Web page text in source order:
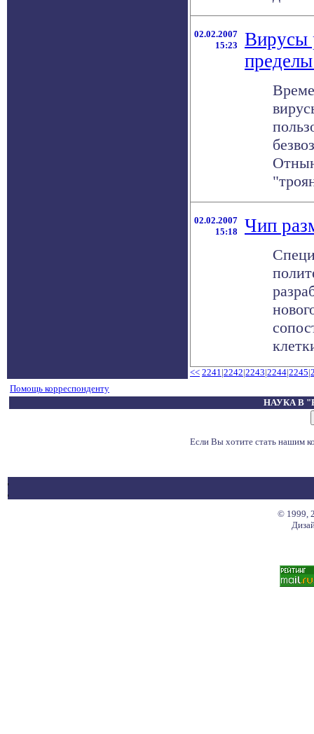
02.02.2007
15:23
Вирусы
02.02.2007
15:18
Чип
<< 2241|2242|2243|2244|2245|
Помощь корреспонденту
НАУКА В
Если Вы хотите стать нашим
© 1999,